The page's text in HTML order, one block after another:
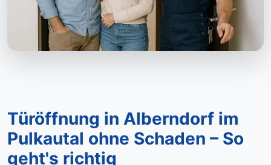
Türöffnung in Alberndorf im
Pulkautal ohne Schaden – So
geht's richtig